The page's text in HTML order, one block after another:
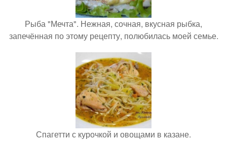
Рыба "Мечта". Нежная, сочная, вкусная рыбка,
запечённая по этому рецепту, полюбилась моей семье.
Спагетти с курочкой и овощами в казане.